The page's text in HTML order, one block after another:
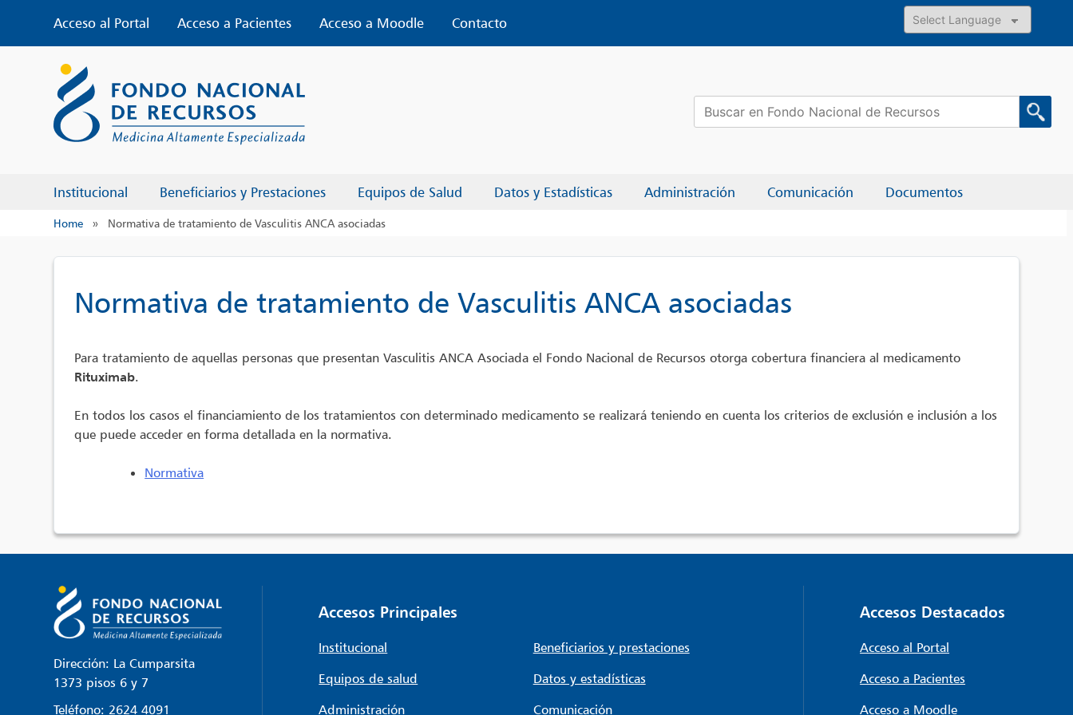
content
Acceso al Portal Acceso a Pacientes Acceso a Moodle
Contacto
Powered by
Institucional Beneficiarios y Prestaciones Equipos de Salud Datos y Estadísticas Administración Comunicación Documentos
Buscar:
Home » Normativa de tratamiento de Vasculitis ANCA asociadas
Normativa de tratamiento de Vasculitis ANCA asociadas
Para tratamiento de aquellas personas que presentan Vasculitis ANCA Asociada el Fondo Nacional de Recursos otorga cobertura financiera al medicamento
Rituximab.
En todos los casos el financiamiento de los tratamientos con determinado medicamento se realizará teniendo en cuenta los criterios de exclusión e inclusión a los
que puede acceder en forma detallada en la normativa.
Normativa
Dirección: La Cumparsita
1373 pisos 6 y 7
Teléfono: 2624 4091
Accesos Principales
Institucional
Beneficiarios y prestaciones
Equipos de salud
Datos y estadísticas
Administración
Comunicación
Accesos Destacados
Acceso al Portal
Acceso a Pacientes
Acceso a Moodle